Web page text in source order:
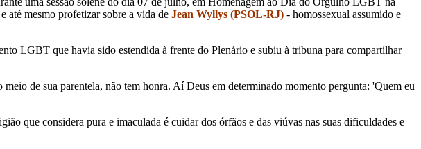
até mesmo profetizar sobre a vida de Jean Wyllys (PSOL-RJ) - homossexual assumido e
LGBT que havia sido estendida à frente do Plenário e subiu à tribuna para compartilhar
de sua parentela, não tem honra. Aí Deus em determinado momento pergunta: 'Quem eu
que considera pura e imaculada é cuidar dos órfãos e das viúvas nas suas dificuldades e